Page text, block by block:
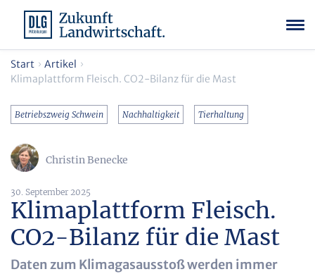
Start
Artikel
Klimaplattform Fleisch. CO2-Bilanz für die Mast
Betriebszweig Schwein Nachhaltigkeit Tierhaltung
Christin Benecke
30. September 2025
Klimaplattform Fleisch.
CO2-Bilanz für die Mast
Daten zum Klimagasausstoß werden immer